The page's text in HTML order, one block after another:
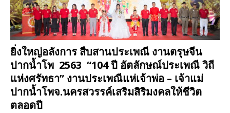
ยิ่งใหญ่อลังการ สืบสานประเพณี งานตรุษจีน
ปากน้ำโพ 2563 “104 ปี อัตลักษณ์ประเพณี วิถี
แห่งศรัทธา” งานประเพณีแห่เจ้าพ่อ – เจ้าแม่
ปากน้ำโพจ.นครสวรรค์เสริมสิริมงคลให้ชีวิต
ตลอดปี